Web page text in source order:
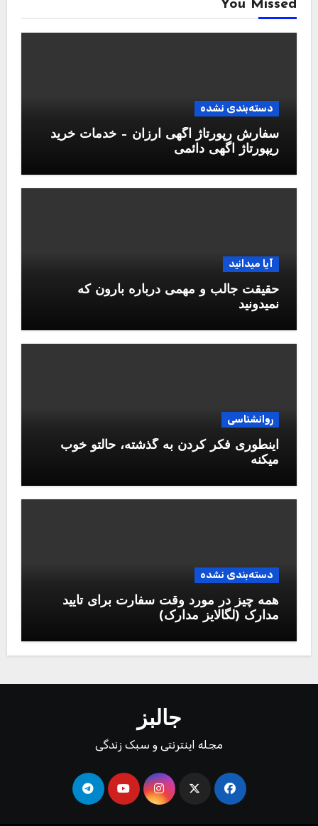
You Missed
دسته‌بندی نشده
سفارش رپورتاژ آگهی ارزان – خدمات خرید
ریپورتاژ اگهی دائمی
آیا میدانید
حقیقت جالب و مهمی درباره بارون که
نمیدونید
روانشناسی
اینطوری فکر کردن به گذشته، حالتو خوب
میکنه
دسته‌بندی نشده
همه چیز در مورد وقت سفارت برای تایید
مدارک (لگالایز مدارک)
جالبز
مجله اینترنتی و سبک زندگی